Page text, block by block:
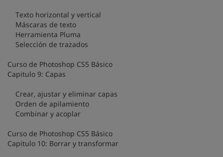
Texto horizontal y vertical
Máscaras de texto
Herramienta Pluma
Selección de trazados
Curso de Photoshop CS5 Básico
Capitulo 9: Capas
Crear, ajustar y eliminar capas
Orden de apilamiento
Combinar y acoplar
Curso de Photoshop CS5 Básico
Capitulo 10: Borrar y transformar